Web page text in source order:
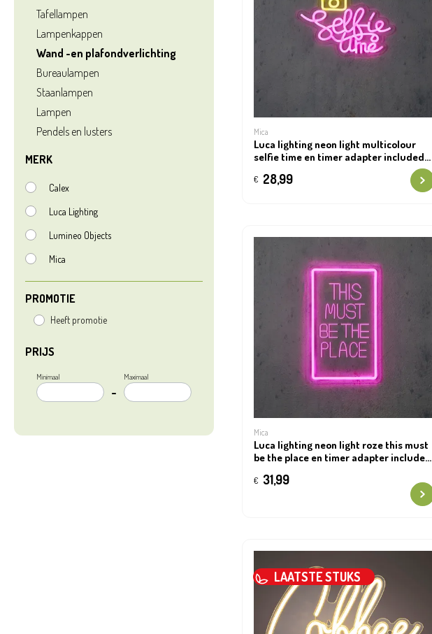
Tafellampen
Lampenkappen
Wand -en plafondverlichting
Bureaulampen
Staanlampen
Lampen
Pendels en lusters
MERK
Calex
Luca Lighting
Lumineo Objects
Mica
PROMOTIE
Heeft promotie
PRIJS
Minimaal
–
Maximaal
Mica
Luca lighting neon light multicolour
selfie time en timer adapter included
€ 28,99
Mica
Luca lighting neon light roze this must
be the place en timer adapter included
€ 31,99
LAATSTE STUKS